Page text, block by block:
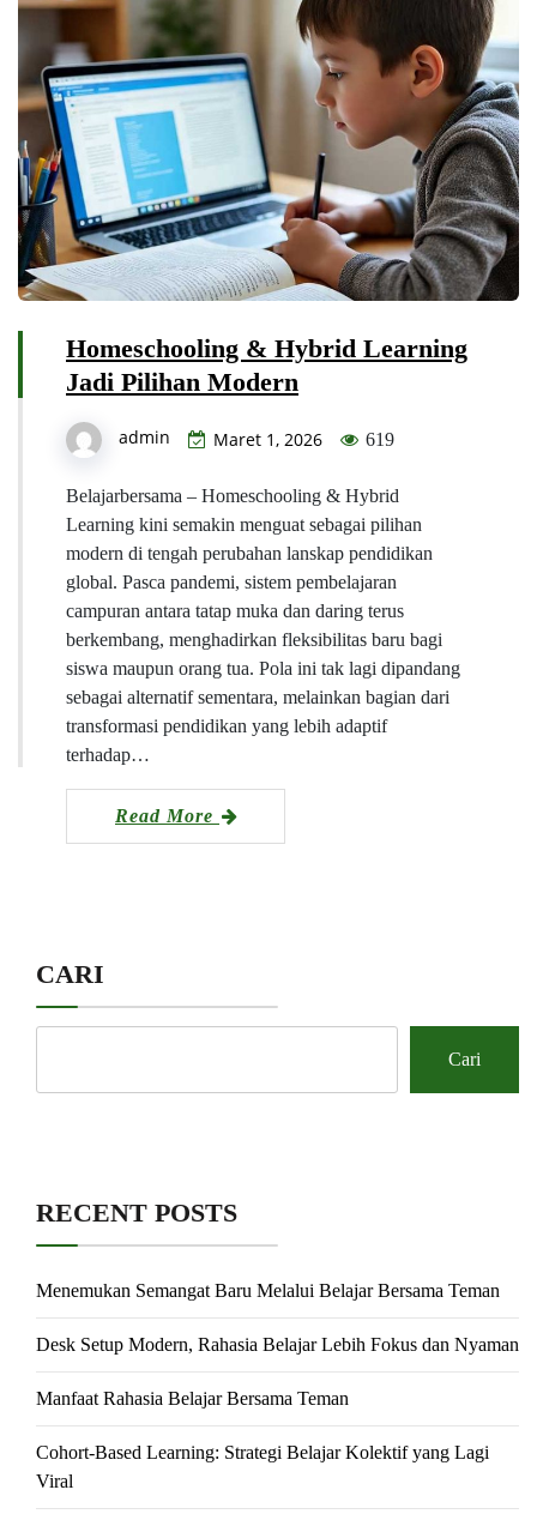
Homeschooling & Hybrid Learning
Jadi Pilihan Modern
admin Maret 1, 2026 619
Belajarbersama – Homeschooling & Hybrid
Learning kini semakin menguat sebagai pilihan
modern di tengah perubahan lanskap pendidikan
global. Pasca pandemi, sistem pembelajaran
campuran antara tatap muka dan daring terus
berkembang, menghadirkan fleksibilitas baru bagi
siswa maupun orang tua. Pola ini tak lagi dipandang
sebagai alternatif sementara, melainkan bagian dari
transformasi pendidikan yang lebih adaptif
terhadap…
Read More
CARI
Cari
RECENT POSTS
Menemukan Semangat Baru Melalui Belajar Bersama Teman
Desk Setup Modern, Rahasia Belajar Lebih Fokus dan Nyaman
Manfaat Rahasia Belajar Bersama Teman
Cohort-Based Learning: Strategi Belajar Kolektif yang Lagi
Viral